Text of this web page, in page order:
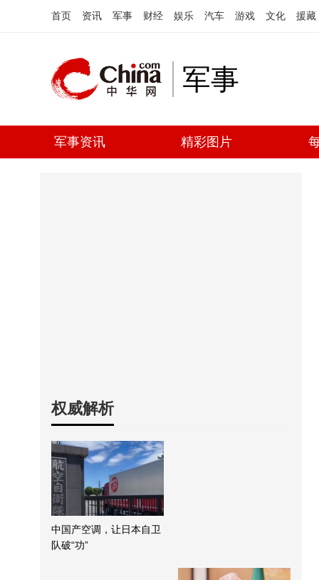
首页 资讯 军事 财经 娱乐 汽车 游戏 文化 援藏
军事
军事资讯 精彩图片
权威解析
中国产空调，让日本自卫
队破“功”